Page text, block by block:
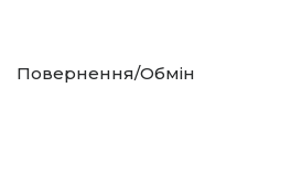
Повернення/Обмін